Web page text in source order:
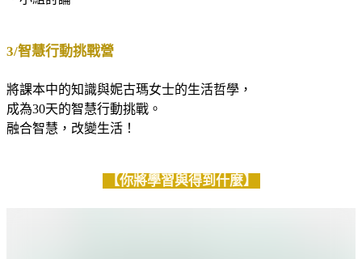
3/智慧行動挑戰營
將課本中的知識與妮古瑪女士的生活哲學，
成為30天的智慧行動挑戰。
融合智慧，改變生活！
【你將學習與得到什麼】